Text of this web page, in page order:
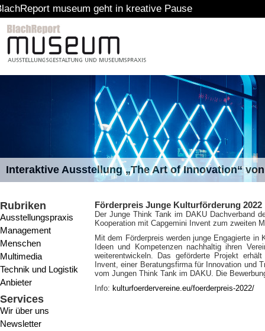
geht in kreative Pause
Interaktive Ausstellung „The Art of Innovation“
Rubriken
Ausstellungspraxis
Management
Menschen
Multimedia
Technik und Logistik
Anbieter
Services
Wir über uns
Newsletter
Förderpreis Junge Kulturförderung 2022
Der Junge Think Tank im DAKU Dachverband
Kooperation mit Capgemini Invent zum zweiten
Mit dem Förderpreis werden junge Engagierte
Ideen und Kompetenzen nachhaltig ihren
weiterentwickeln. Das geförderte Projekt
Invent, einer Beratungsfirma für Innovation und
vom Jungen Think Tank im DAKU. Die
Info: kulturfoerdervereine.eu/foerderpreis-2022/